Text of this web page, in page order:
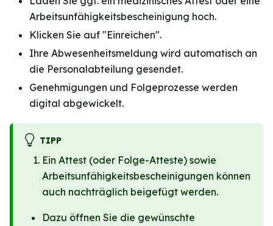
Arbeitsunfähigkeitsbescheinigung hoch.
Klicken Sie auf "Einreichen".
Ihre Abwesenheitsmeldung wird automatisch an
die Personalabteilung gesendet.
Genehmigungen und Folgeprozesse werden
digital abgewickelt.
TIPP
Ein Attest (oder Folge-Atteste) sowie
Arbeitsunfähigkeitsbescheinigungen können
auch nachträglich beigefügt werden.
Dazu öffnen Sie die gewünschte